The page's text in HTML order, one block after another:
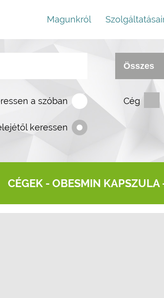
Magunkról
a szóban
keressen
Cég
CÉGEK - OBESMIN KAPSZULA